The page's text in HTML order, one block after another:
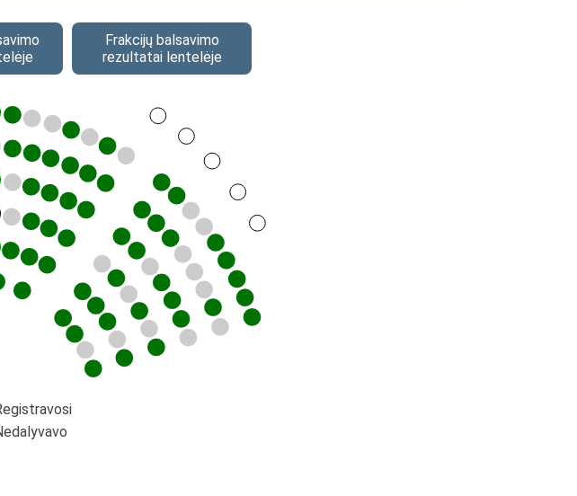
Frakcijų balsavimo
rezultatai lentelėje